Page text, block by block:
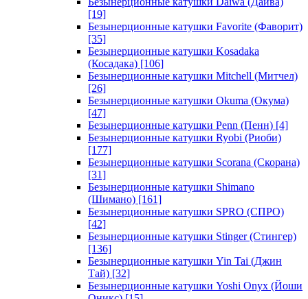
[19]
Безынерционные катушки Favorite (Фаворит)
[35]
Безынерционные катушки Kosadaka
(Косадака) [106]
Безынерционные катушки Mitchell (Митчел)
[26]
Безынерционные катушки Okuma (Окума)
[47]
Безынерционные катушки Penn (Пенн) [4]
Безынерционные катушки Ryobi (Риоби)
[177]
Безынерционные катушки Scorana (Скорана)
[31]
Безынерционные катушки Shimano
(Шимано) [161]
Безынерционные катушки SPRO (СПРО)
[42]
Безынерционные катушки Stinger (Стингер)
[136]
Безынерционные катушки Yin Tai (Джин
Тай) [32]
Безынерционные катушки Yoshi Onyx (Йоши